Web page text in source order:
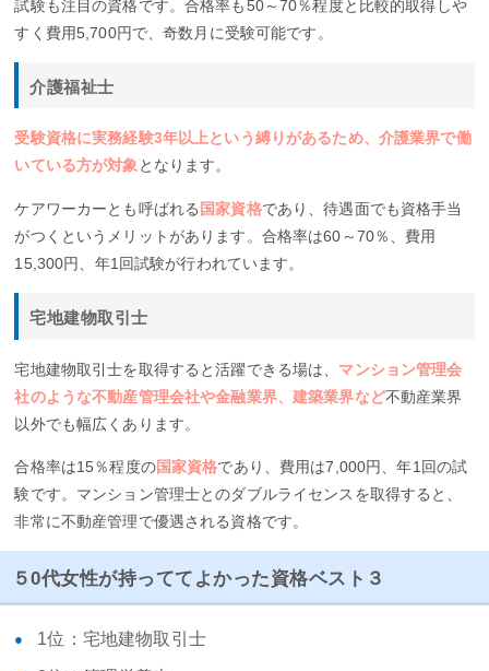
試験も注目の資格です。合格率も50～70％程度と比較的取得しや
すく費用5,700円で、奇数月に受験可能です。
介護福祉士
受験資格に実務経験3年以上という縛りがあるため、介護業界で働
いている方が対象となります。
ケアワーカーとも呼ばれる 国家資格であり、待遇面でも資格手当
がつくというメリットがあります。合格率は60～70％、費用
15,300円、年1回試験が行われています。
宅地建物取引士
宅地建物取引士を取得すると活躍できる場は、 マンション管理会
社のような不動産管理会社や金融業界、建築業界など不動産業界
以外でも幅広くあります。
合格率は15％程度の国家資格であり、費用は7,000円、年1回の試
験です。マンション管理士とのダブルライセンスを取得すると、
非常に不動産管理で優遇される資格です。
５0代女性が持っててよかった資格ベスト３
1位：宅地建物取引士